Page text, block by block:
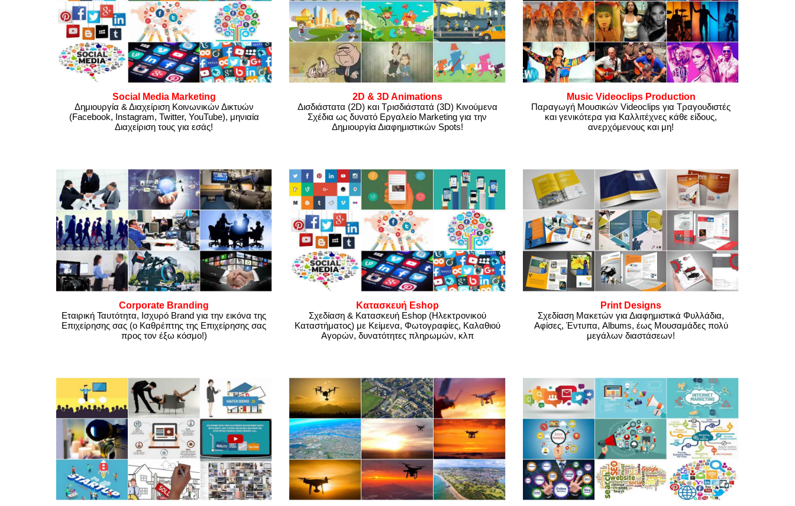
Social Media Marketing
Δημιουργία & Διαχείριση Κοινωνικών Δικτυών
(Facebook, Instagram, Twitter, YouTube), μηνιαία
Διαχείρισητους για εσάς!
2D & 3D Animations
Δισδιάστατα (2D) και Τρισδιάστατά (3D) Κινούμενα
Σχέδια ως δυνατό Εργαλείο Marketing για την
Δημιουργία Διαφημιστικών Spots!
Music Videoclips Production
Παραγωγή Μουσικών Videoclips για Τραγουδιστές
και γενικότερα για Καλλιτέχνες κάθε είδους,
ανερχόμενους και μη!
Corporate Branding
Εταιρική Ταυτότητα, Ισχυρό Brand για την εικόνα της
Επιχείρησης σας (ο Καθρέπτης της Επιχείρησης σας
προς τον έξω κόσμο!)
Κατασκευή Eshop
Σχεδίαση & Κατασκευή Eshop (Ηλεκτρονικού
Καταστήματος) με Κείμενα, Φωτογραφίες, Καλαθιού
Αγορών, δυνατότητες πληρωμών, κλπ
Print Designs
Σχεδίαση Μακετών για Διαφημιστικά Φυλλάδια,
Αφίσες, Έντυπα, Albums, έως Μουσαμάδες πολύ
μεγάλων διαστάσεων!